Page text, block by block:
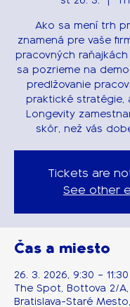
Ako sa mení trh
znamená pre vaše
pracovných
sa pozrieme na
predlžovanie
praktické stratégie,
Longevity
skôr, než vás
Tickets are
See other
Čas a miesto
26. 3. 2026, 9:30 – 11:30
The Spot, Bottova 2/A,
Bratislava-Staré